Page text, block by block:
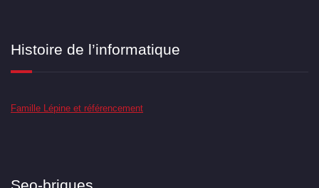
Histoire de l’informatique
Famille Lépine et référencement